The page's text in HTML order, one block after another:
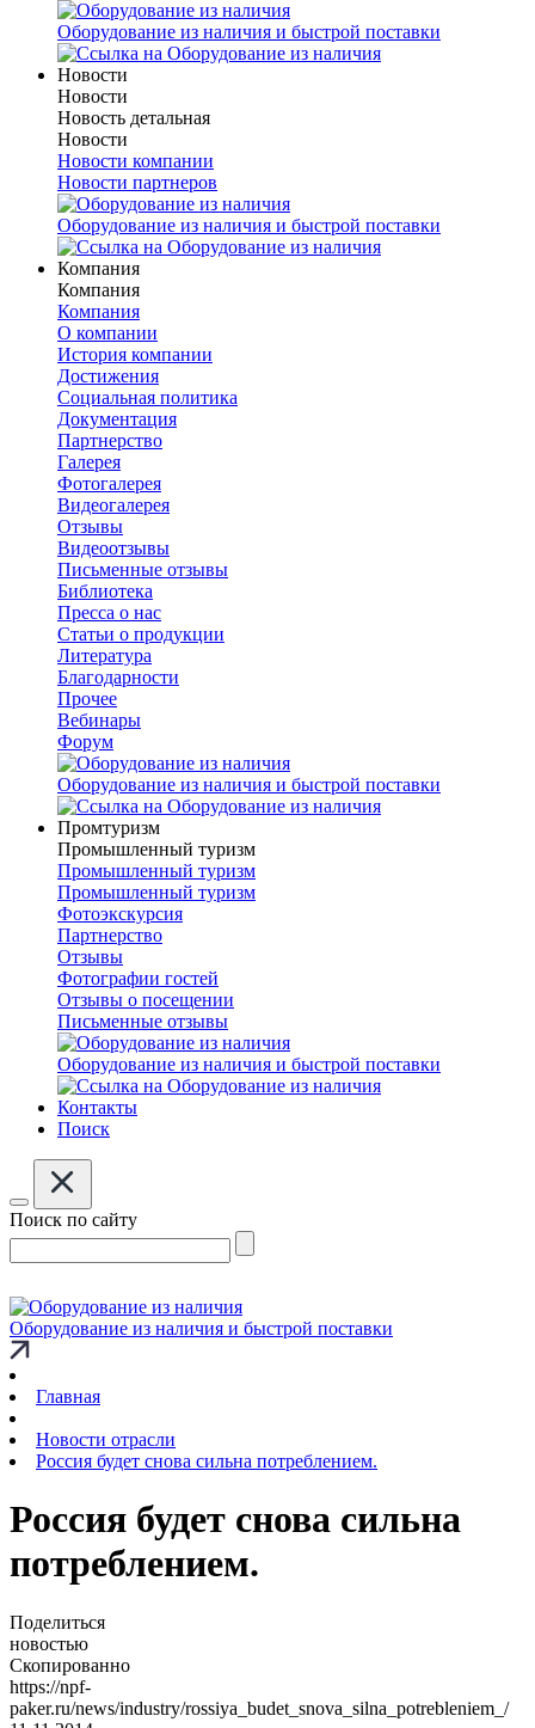
Оборудование из наличия и быстрой поставки
Новости
Новости
Новость детальная
Новости
Новости компании
Новости партнеров
Оборудование из наличия и быстрой поставки
Компания
Компания
Компания
О компании
История компании
Достижения
Социальная политика
Документация
Партнерство
Галерея
Фотогалерея
Видеогалерея
Отзывы
Видеоотзывы
Письменные отзывы
Библиотека
Пресса о нас
Статьи о продукции
Литература
Благодарности
Прочее
Вебинары
Форум
Оборудование из наличия и быстрой поставки
Промтуризм
Промышленный туризм
Промышленный туризм
Промышленный туризм
Фотоэкскурсия
Партнерство
Отзывы
Фотографии гостей
Отзывы о посещении
Письменные отзывы
Оборудование из наличия и быстрой поставки
Контакты
Поиск
Поиск по сайту
Оборудование из наличия и быстрой поставки
Главная
Новости отрасли
Россия будет снова сильна потреблением.
Россия будет снова сильна
потреблением.
Поделиться
новостью
Скопированно
https://npf-
paker.ru/news/industry/rossiya_budet_snova_silna_potrebleniem_/